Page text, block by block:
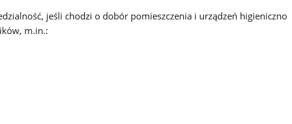
jeśli chodzi o dobór pomieszczenia i urządzeń higieniczno
m.in.: